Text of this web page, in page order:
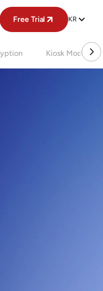
Free Trial KR
Kiosk Mode